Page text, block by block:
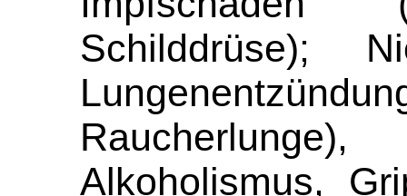
Schilddrüse);
Alkoholismus,